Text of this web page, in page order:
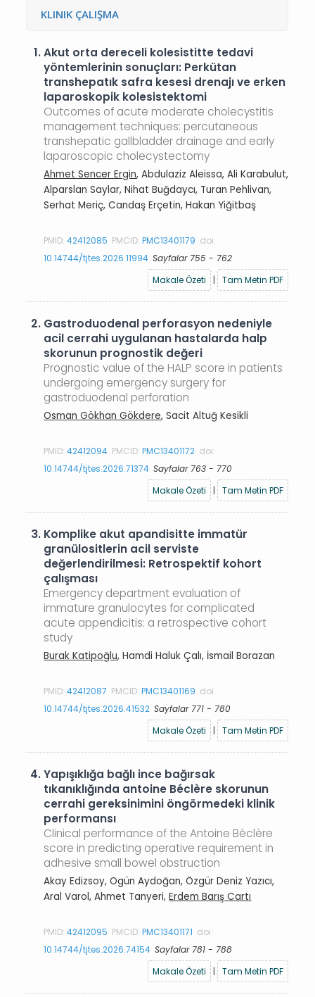
KLINIK ÇALIŞMA
1.Akut orta dereceli kolesistitte tedavi
yöntemlerinin sonuçları: Perkütan
transhepatık safra kesesi drenajı ve erken
laparoskopik kolesistektomi
Outcomes of acute moderate cholecystitis
management techniques: percutaneous
transhepatic gallbladder drainage and early
laparoscopic cholecystectomy
Ahmet Sencer Ergin, Abdulaziz Aleissa, Ali Karabulut,
Alparslan Saylar, Nihat Buğdaycı, Turan Pehlivan,
Serhat Meriç, Candaş Erçetin, Hakan Yiğitbaş
PMID:42412085 PMCID:PMC13401179 doi:
10.14744/tjtes.2026.11994 Sayfalar 755 - 762
Makale Özeti
| Tam Metin PDF
2. Gastroduodenal perforasyon nedeniyle
acil cerrahi uygulanan hastalarda halp
skorunun prognostik değeri
Prognostic value of the HALP score in patients
undergoing emergency surgery for
gastroduodenal perforation
Osman Gökhan Gökdere, Sacit Altuğ Kesikli
PMID:42412094 PMCID:PMC13401172 doi:
10.14744/tjtes.2026.71374 Sayfalar 763 - 770
Makale Özeti
| Tam Metin PDF
3. Komplike akut apandisitte immatür
granülositlerin acil serviste
değerlendirilmesi: Retrospektif kohort
çalışması
Emergency department evaluation of
immature granulocytes for complicated
acute appendicitis: a retrospective cohort
study
Burak Katipoğlu, Hamdi Haluk Çalı, İsmail Borazan
PMID:42412087 PMCID:PMC13401169 doi:
10.14744/tjtes.2026.41532 Sayfalar 771 - 780
Makale Özeti
| Tam Metin PDF
4.Yapışıklığa bağlı ince bağırsak
tıkanıklığında antoine Béclère skorunun
cerrahi gereksinimini öngörmedeki klinik
performansı
Clinical performance of the Antoine Béclère
score in predicting operative requirement in
adhesive small bowel obstruction
Akay Edizsoy, Ogün Aydoğan, Özgür Deniz Yazıcı,
Aral Varol, Ahmet Tanyeri,Erdem Barış Cartı
PMID:42412095 PMCID:PMC13401171 doi:
10.14744/tjtes.2026.74154 Sayfalar 781 - 788
Makale Özeti
| Tam Metin PDF